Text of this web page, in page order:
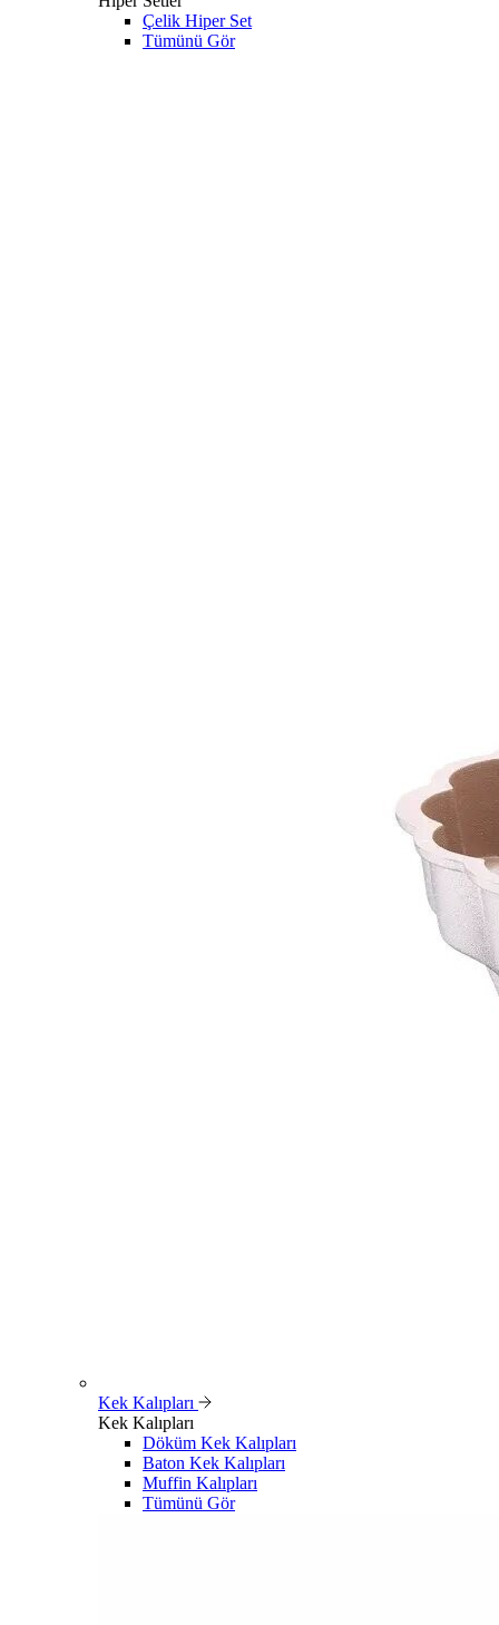
Çelik Hiper Set
Tümünü Gör
Kek Kalıpları
Kek Kalıpları
Döküm Kek Kalıpları
Baton Kek Kalıpları
Muffin Kalıpları
Tümünü Gör